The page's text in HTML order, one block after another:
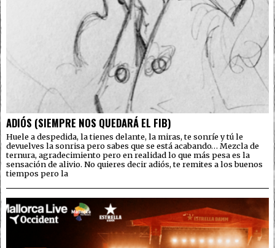
ADIÓS (SIEMPRE NOS QUEDARÁ EL FIB)
Huele a despedida, la tienes delante, la miras, te sonríe y tú le
devuelves la sonrisa pero sabes que se está acabando… Mezcla de
ternura, agradecimiento pero en realidad lo que más pesa es la
sensación de alivio. No quieres decir adiós, te remites a los buenos
tiempos pero la